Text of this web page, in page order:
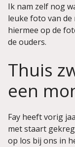
Ik nam zelf nog
leuke foto van de
hiermee op de
de ouders.
Thuis
een
Fay heeft vorig
met staart
op los bij ons in